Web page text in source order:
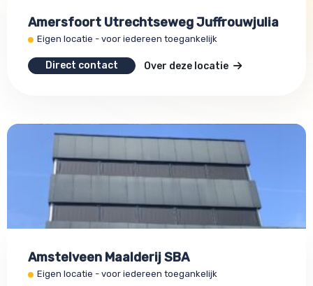
Amersfoort Utrechtseweg Juffrouwjulia
Eigen locatie - voor iedereen toegankelijk
Direct contact Over deze locatie
Amstelveen Maalderij SBA
Eigen locatie - voor iedereen toegankelijk